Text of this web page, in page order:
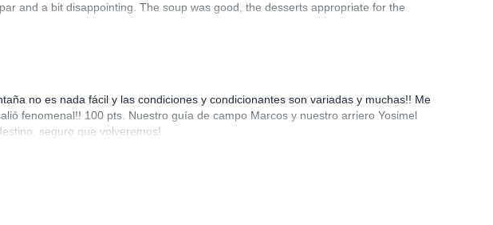
and a bit disappointing. The soup was good, the desserts appropriate for the
no es nada fácil y las condiciones y condicionantes son variadas y muchas!! Me
fenomenal!! 100 pts. Nuestro guía de campo Marcos y nuestro arriero Yosimel
seguro que volveremos!